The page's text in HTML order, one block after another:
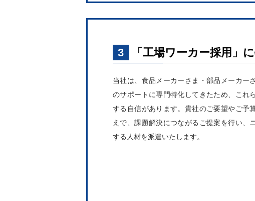
3 「工場ワーカー採用」
当社は、食品メーカーさま・部品メーカー
のサポートに専門特化してきたため、これ
する自信があります。貴社のご要望やご予
えで、課題解決につながるご提案を行い、
する人材を派遣いたします。